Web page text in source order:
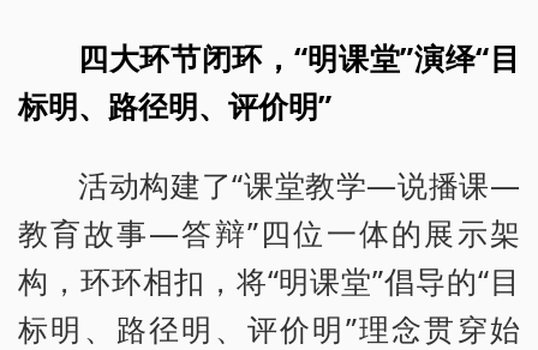
四大环节闭环，“明课堂”演绎“目
标明、路径明、评价明”
活动构建了“课堂教学—说播课—
教育故事—答辩”四位一体的展示架
构，环环相扣，将“明课堂”倡导的“目
标明、路径明、评价明”理念贯穿始